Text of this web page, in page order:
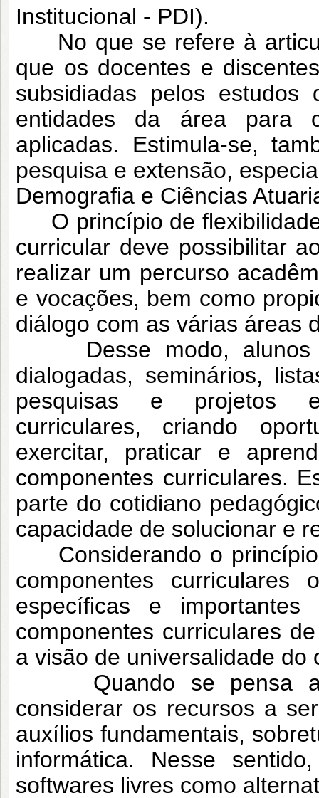
Institucional - PDI).
No que se refere à
que os docentes e
subsidiadas pelos
entidades da área para
aplicadas. Estimula-se,
pesquisa e extensão,
Demografia e Ciências
O princípio de
curricular deve possibilitar
realizar um percurso
e vocações, bem como
diálogo com as várias áreas
Desse modo, alunos e
dialogadas, seminários,
pesquisas e projetos
curriculares, criando
exercitar, praticar e
componentes curriculares.
parte do cotidiano
capacidade de solucionar e
Considerando o princípio
componentes curriculares
específicas e
componentes curriculares
a visão de universalidade do
Quando se pensa a
considerar os recursos a
auxílios fundamentais,
informática. Nesse
softwares livres como